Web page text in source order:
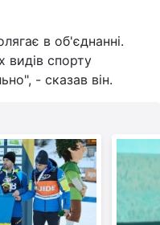
в об'єднанні.
видів спорту
- сказав він.